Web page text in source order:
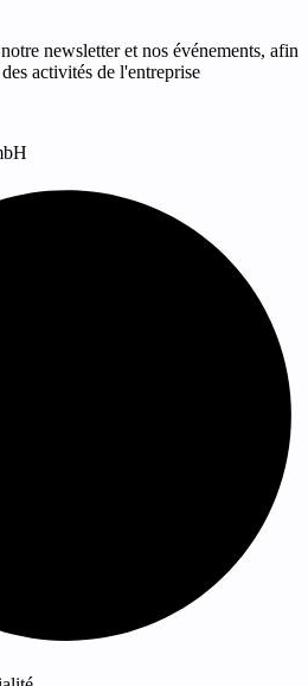
newsletter et nos événements, afin
activités de l'entreprise